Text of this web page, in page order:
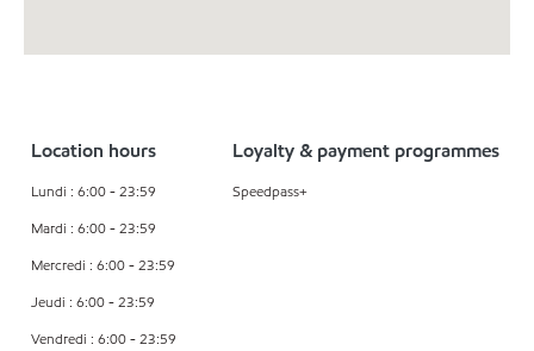
Location hours
Lundi : 6:00 - 23:59
Mardi : 6:00 - 23:59
Mercredi : 6:00 - 23:59
Jeudi : 6:00 - 23:59
Vendredi : 6:00 - 23:59
Loyalty & payment programmes
Speedpass+